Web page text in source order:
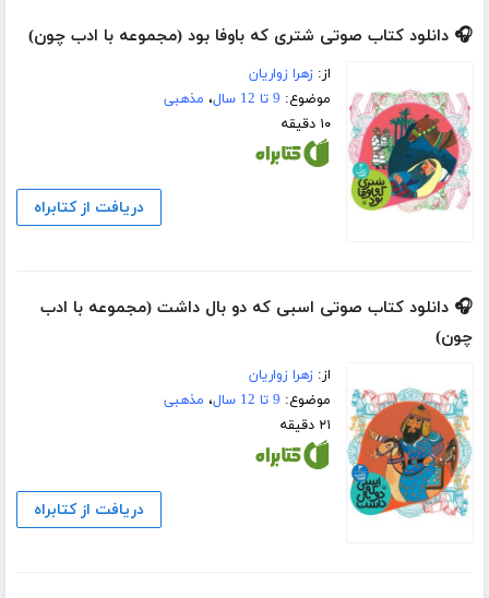
🎧 دانلود کتاب صوتی شتری که باوفا بود (مجموعه با ادب چون)
از:زهرا زواریان
موضوع: 9 تا 12 سال ، مذهبی
۱۰ دقیقه
دریافت از کتابراه
🎧 دانلود کتاب صوتی اسبی که دو بال داشت (مجموعه با ادب
چون)
از:زهرا زواریان
موضوع: 9 تا 12 سال ، مذهبی
۲۱ دقیقه
دریافت از کتابراه